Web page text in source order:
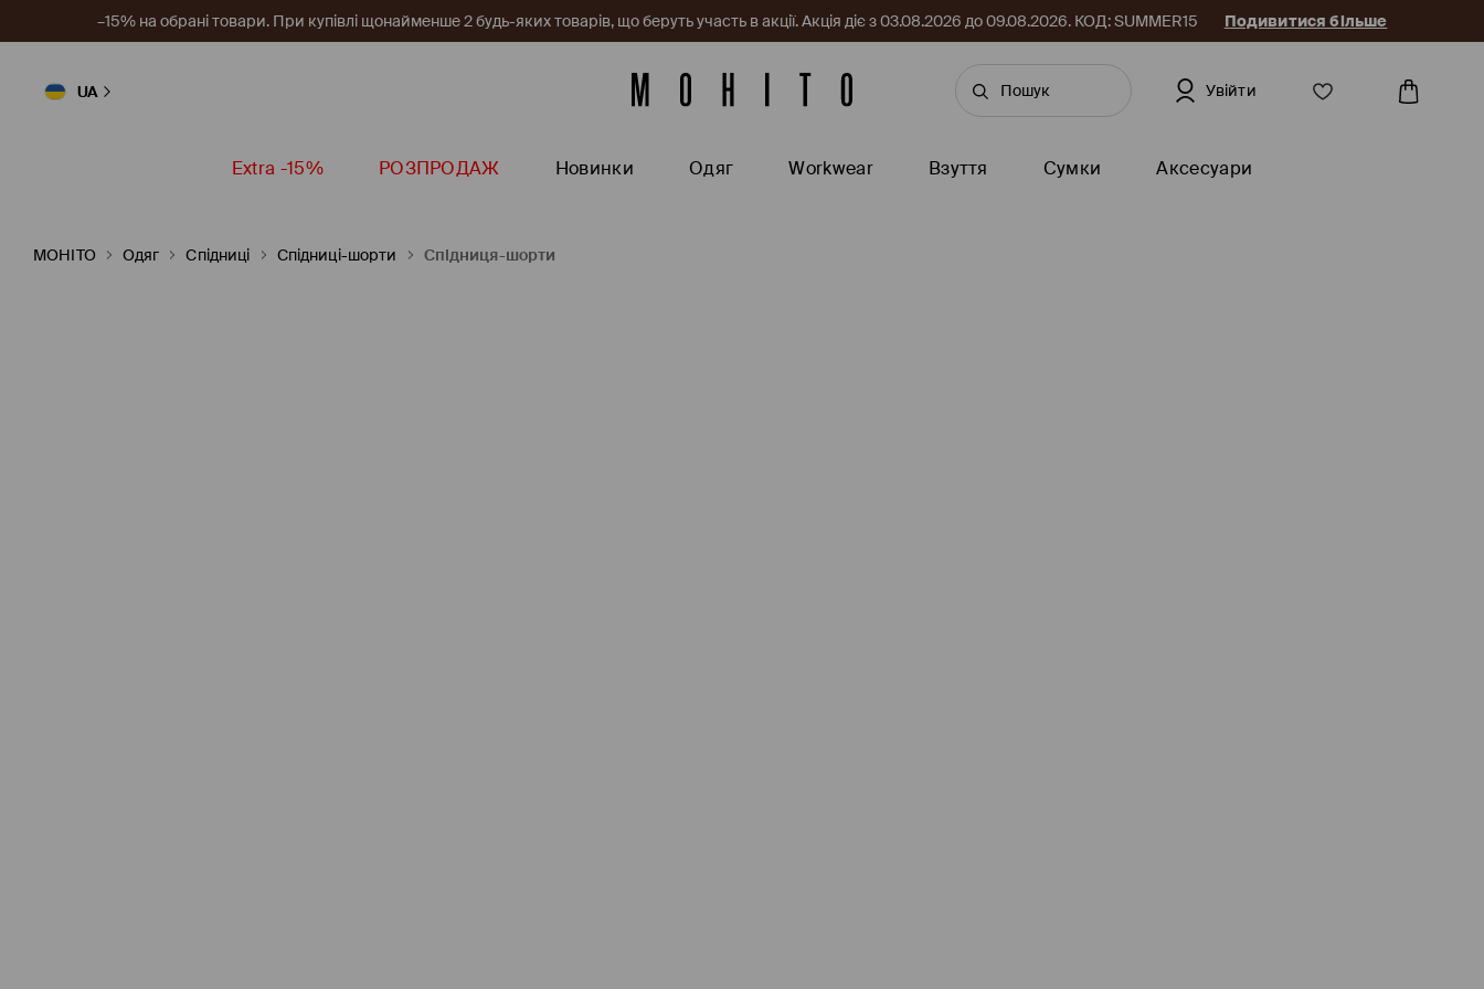
–15% на обрані товари. При купівлі щонайменше 2 будь-яких товарів, що беруть участь в акції. Акція діє з 03.08.2026 до 09.08.2026. КОД: SUMMER15 Подивитися більше
UA Увійти
Extra -15% РОЗПРОДАЖ Новинки Одяг Workwear Взуття Сумки Аксесуари
MOHITO Одяг Спідниці Спідниці-шорти Спідниця-шорти